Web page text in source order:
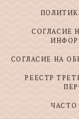
СОГЛАСИЕ
СОГЛАСИЕ НА
РЕЕСТР